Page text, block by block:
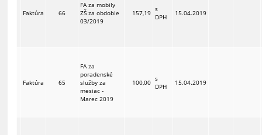
Faktúra 66
FA za mobily
ZŠ za obdobie
03/2019
157,19 s
DPH
15.04.2019
Faktúra 65
FA za
poradenské
služby za
mesiac -
Marec 2019
100,00 s
DPH
15.04.2019